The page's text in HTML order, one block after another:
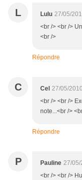
L Lulu 27/05/
<br /> <br />
<br />
Répondre
C Cel 27/05/
<br /> <br />
note...<br />
Répondre
P Pauline 27/05/
<br /> <br />